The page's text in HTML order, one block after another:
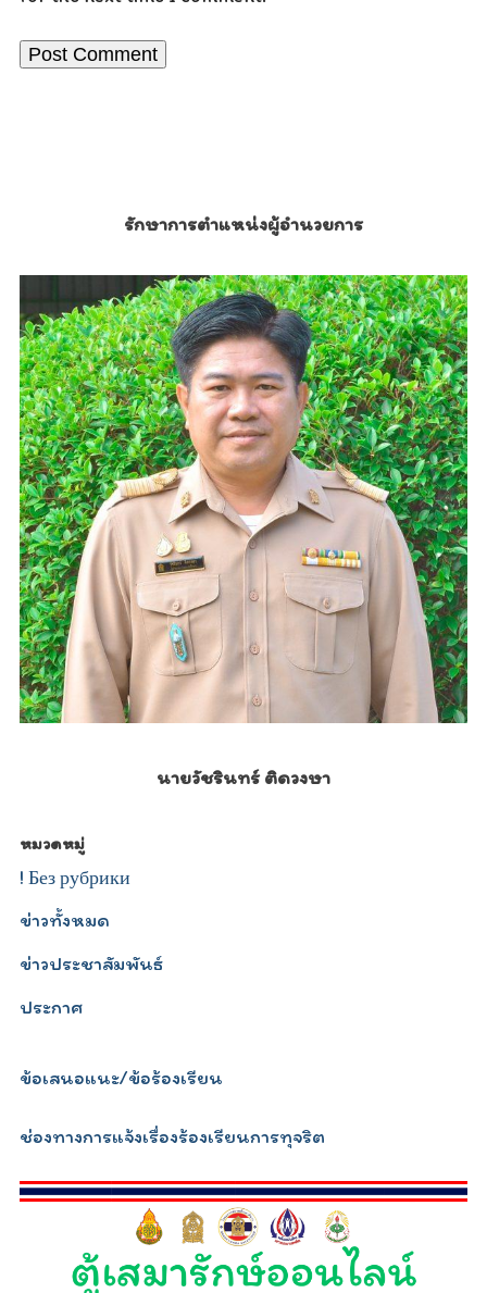
รักษาการตำแหน่งผู้อำนวยการ
นายวัชรินทร์ ติดวงษา
หมวดหมู่
! Без рубрики
ข่าวทั้งหมด
ข่าวประชาสัมพันธ์
ประกาศ
ข้อเสนอแนะ/ข้อร้องเรียน
ช่องทางการแจ้งเรื่องร้องเรียนการทุจริต